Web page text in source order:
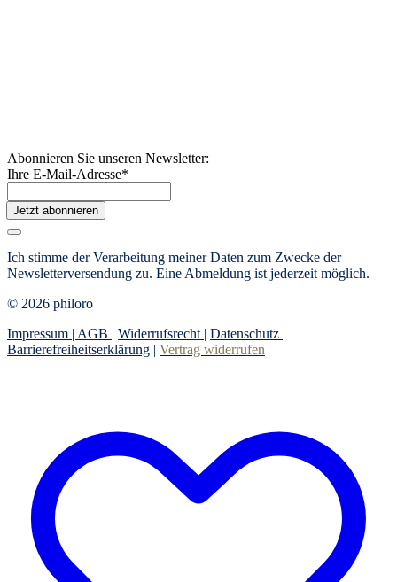
Abonnieren Sie unseren Newsletter:
Ihre E-Mail-Adresse*
Jetzt abonnieren
Ich stimme der Verarbeitung meiner Daten zum Zwecke der
Newsletterversendung zu. Eine Abmeldung ist jederzeit möglich.
© 2026 philoro
Impressum | AGB | Widerrufsrecht | Datenschutz |
Barrierefreiheitserklärung | Vertrag widerrufen